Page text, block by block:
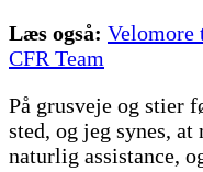
Læs også: Velomore
CFR Team
På grusveje og stier
sted, og jeg synes, at
naturlig assistance,